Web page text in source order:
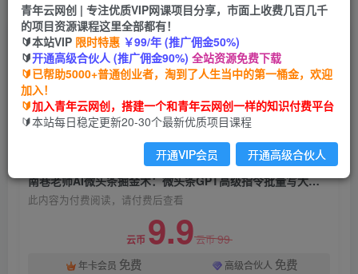
首页 创业课程 会员免费 正文
南巷老师AI微头条掘金术：微头条GPT高级指令批
量写大量爆文，月入6000+
青年云网创
2年前发布
关注 私信
南巷老师AI微头条掘金术：微头条GPT高级指令批量写大量爆文，月入6000+
此内容为付费阅读，请付费后查看
云币 9.9云币99
年卡会员 免费 高级合伙人 免费
青年云网创 | 专注优质VIP网课项目分享，市面上收费几百几千
的项目资源课程这里全部都有！
🔰本站VIP 限时特惠 ￥99/年 (推广佣金50%)
🔰开通高级合伙人 (推广佣金90%) 全站资源免费下载
🔰已帮助5000+普通创业者，淘到了人生当中的第一桶金，欢迎
加入！
🔰加入青年云网创，搭建一个和青年云网创一样的知识付费平台
🔰本站每日稳定更新20-30个最新优质项目课程
开通VIP会员 开通高级合伙人